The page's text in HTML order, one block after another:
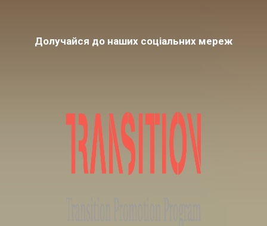
Долучайся до наших соціальних мереж